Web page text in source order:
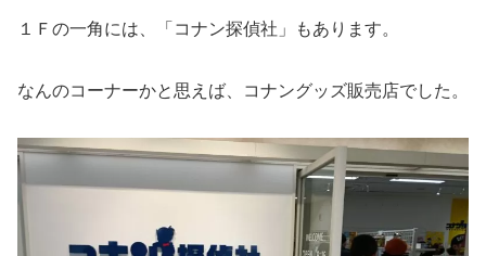
１Ｆの一角には、「コナン探偵社」もあります。
なんのコーナーかと思えば、コナングッズ販売店でした。